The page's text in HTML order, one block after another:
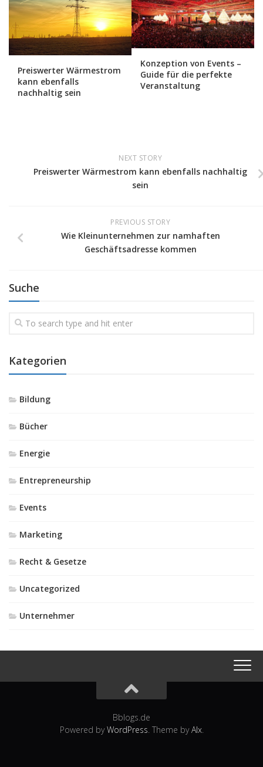
Preiswerter Wärmestrom
kann ebenfalls
nachhaltig sein
Konzeption von Events –
Guide für die perfekte
Veranstaltung
NEXT STORY
Preiswerter Wärmestrom kann ebenfalls nachhaltig
sein
PREVIOUS STORY
Wie Kleinunternehmen zur namhaften
Geschäftsadresse kommen
Suche
Kategorien
Bildung
Bücher
Energie
Entrepreneurship
Events
Marketing
Recht & Gesetze
Uncategorized
Unternehmer
Bblogs.de
Powered byWordPress. Theme byAlx.